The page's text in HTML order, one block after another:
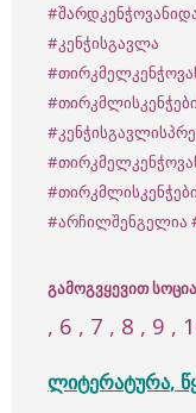
#კენჭისგავლა
#არჩილშენგელია
გამოგვყევით
, 6 , 7 , 8 , 9 ,
ლიტერატურა,